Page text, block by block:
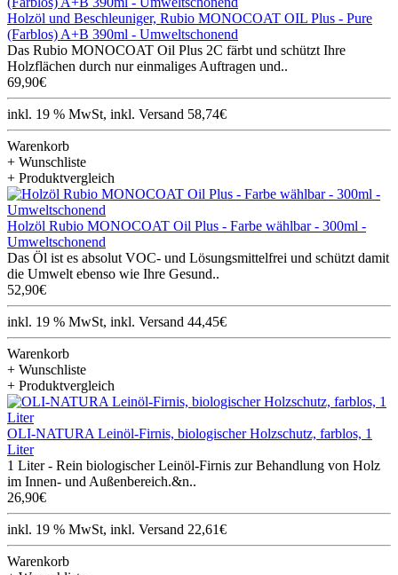
Holzöl und Beschleuniger, Rubio MONOCOAT OIL Plus - Pure
(Farblos) A+B 390ml - Umweltschonend
Das Rubio MONOCOAT Oil Plus 2C färbt und schützt Ihre
Holzflächen durch nur einmaliges Auftragen und..
69,90€
inkl. 19 % MwSt, inkl. Versand 58,74€
Warenkorb
+ Wunschliste
+ Produktvergleich
Holzöl Rubio MONOCOAT Oil Plus - Farbe wählbar - 300ml -
Umweltschonend
Das Öl ist es absolut VOC- und Lösungsmittelfrei und schützt damit
die Umwelt ebenso wie Ihre Gesund..
52,90€
inkl. 19 % MwSt, inkl. Versand 44,45€
Warenkorb
+ Wunschliste
+ Produktvergleich
OLI-NATURA Leinöl-Firnis, biologischer Holzschutz, farblos, 1
Liter
1 Liter - Rein biologischer Leinöl-Firnis zur Behandlung von Holz
im Innen- und Außenbereich.&n..
26,90€
inkl. 19 % MwSt, inkl. Versand 22,61€
Warenkorb